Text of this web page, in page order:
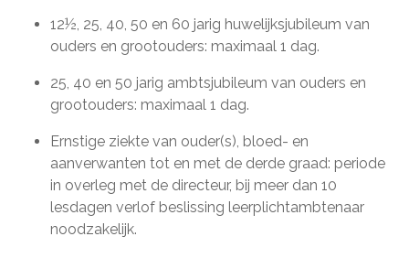
12½, 25, 40, 50 en 60 jarig huwelijksjubileum van
ouders en grootouders: maximaal 1 dag.
25, 40 en 50 jarig ambtsjubileum van ouders en
grootouders: maximaal 1 dag.
Ernstige ziekte van ouder(s), bloed- en
aanverwanten tot en met de derde graad: periode
in overleg met de directeur, bij meer dan 10
lesdagen verlof beslissing leerplichtambtenaar
noodzakelijk.